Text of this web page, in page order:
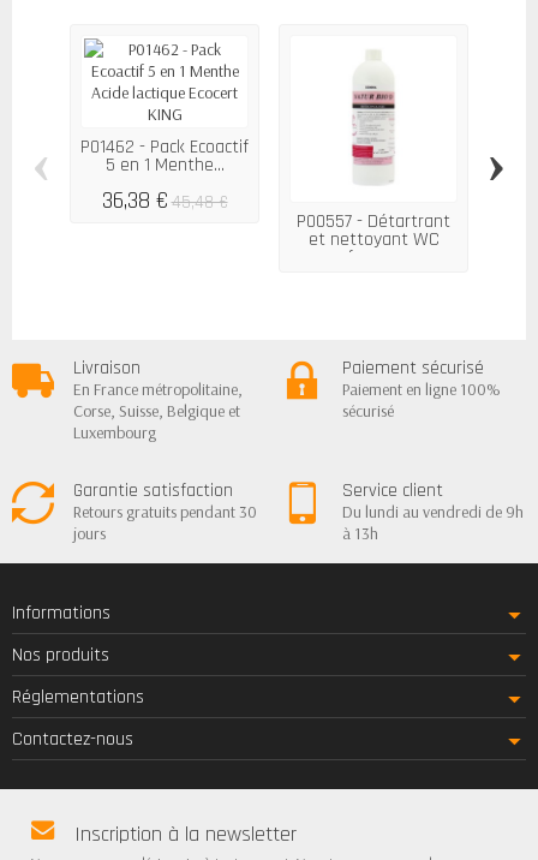
P01462 - Pack Ecoactif
5 en 1 Menthe...
36,38 €45,48 €
P00557 - Détartrant
et nettoyant WC
fosse...
‹ ›
Livraison
En France métropolitaine,
Corse, Suisse, Belgique et
Luxembourg
Paiement sécurisé
Paiement en ligne 100%
sécurisé
Garantie satisfaction
Retours gratuits pendant 30
jours
Service client
Du lundi au vendredi de 9h
à 13h
Informations
Nos produits
Réglementations
Contactez-nous
Inscription à la newsletter